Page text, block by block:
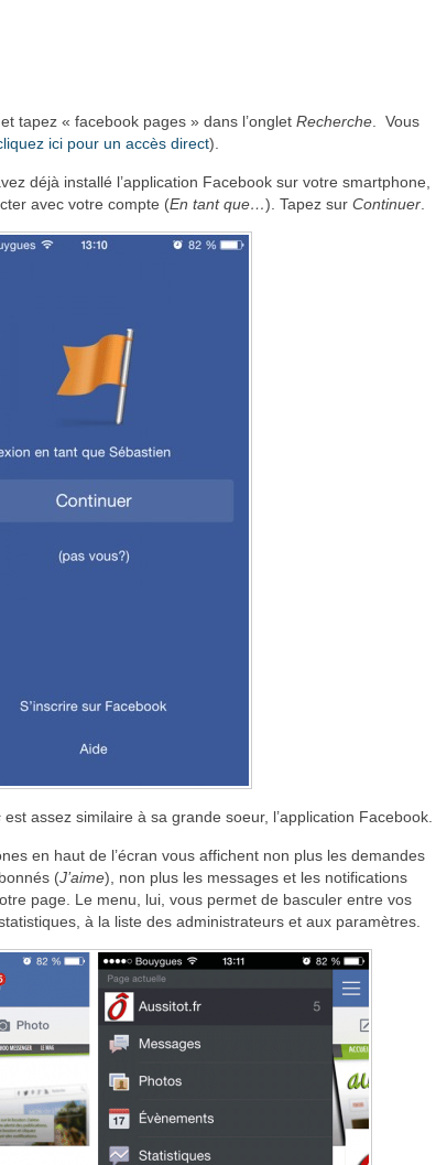
tapez « facebook pages » dans l’onglet Recherche . Vous
ici pour un accès direct).
déjà installé l’application Facebook sur votre smartphone,
avec votre compte (En tant que…). Tapez sur Continuer
est assez similaire à sa grande soeur, l’application Facebook.
en haut de l’écran vous affichent non plus les demandes
(J’aime), non plus les messages et les notifications
page. Le menu, lui, vous permet de basculer entre vos
à la liste des administrateurs et aux paramètres.